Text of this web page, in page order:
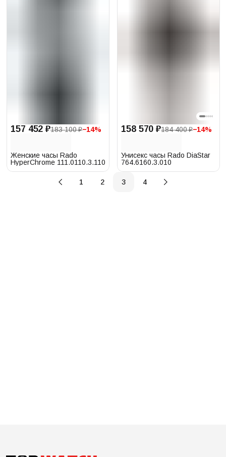
157 452 ₽183 100 ₽−14%
Женские часы Rado
HyperChrome 111.0110.3.110
158 570 ₽184 400 ₽−14%
Унисекс часы Rado DiaStar
764.6160.3.010
1 2 3 4